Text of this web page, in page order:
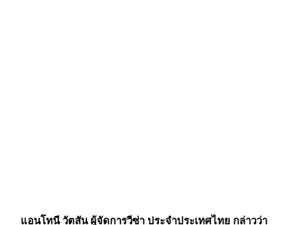
แอนโทนี วัตสัน ผู้จัดการวีซ่า ประจำประเทศไทย กล่าวว่า